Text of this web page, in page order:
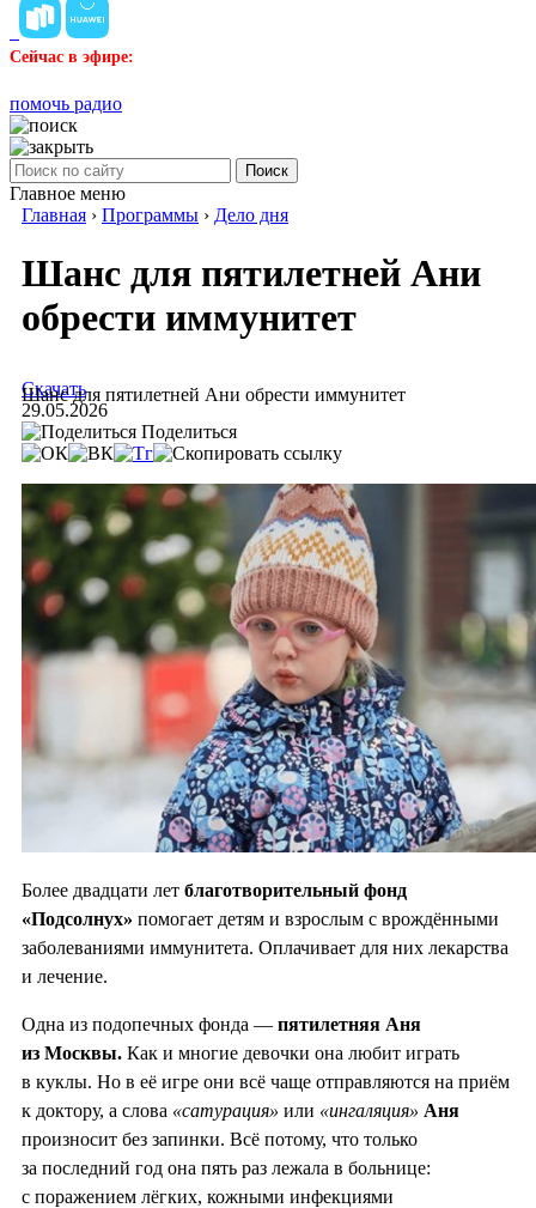
Сейчас в эфире:
помочь радио
Поиск
Главное меню
Главная › Программы › Дело дня
Шанс для пятилетней Ани
обрести иммунитет
Шанс для пятилетней Ани обрести иммунитет
Скачать
29.05.2026
Поделиться
Более двадцати лет благотворительный фонд
«Подсолнух» помогает детям и взрослым с врождёнными
заболеваниями иммунитета. Оплачивает для них лекарства
и лечение.
Одна из подопечных фонда — пятилетняя Аня
из Москвы. Как и многие девочки она любит играть
в куклы. Но в её игре они всё чаще отправляются на приём
к доктору, а слова «сатурация» или «ингаляция» Аня
произносит без запинки. Всё потому, что только
за последний год она пять раз лежала в больнице:
с поражением лёгких, кожными инфекциями